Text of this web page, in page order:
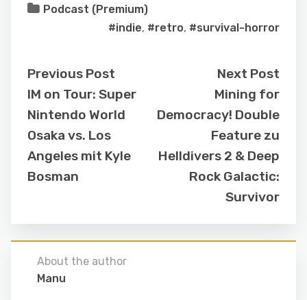
Podcast (Premium)
#indie, #retro, #survival-horror
Previous Post
IM on Tour: Super
Nintendo World
Osaka vs. Los
Angeles mit Kyle
Bosman
Next Post
Mining for
Democracy! Double
Feature zu
Helldivers 2 & Deep
Rock Galactic:
Survivor
About the author
Manu